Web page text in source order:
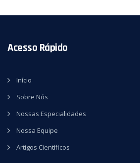
Acesso Rápido
Início
Sobre Nós
Nossas Especialidades
Nossa Equipe
Artigos Científicos